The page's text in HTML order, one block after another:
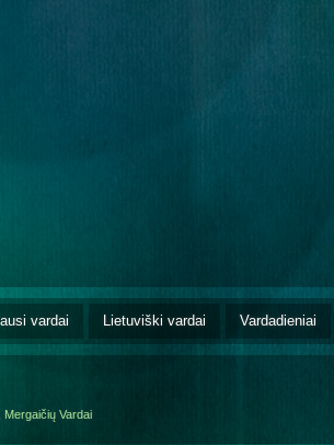
vardai Lietuviški vardai Vardadieniai
Mergaičių Vardai